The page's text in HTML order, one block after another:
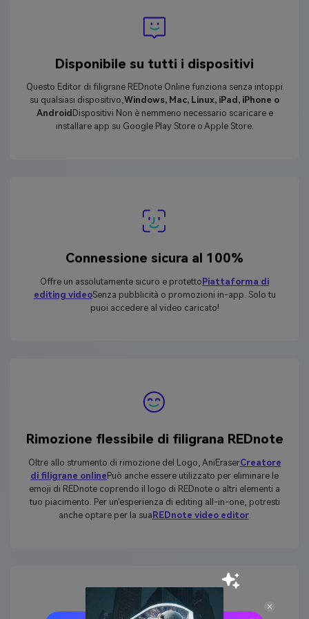
Disponibile su tutti i dispositivi
Questo Editor di filigrane REDnote Online funziona senza intoppi
su qualsiasi dispositivo,Windows, Mac, Linux, iPad, iPhone o
Android Dispositivi Non è nemmeno necessario scaricare e
installare app su Google Play Store o Apple Store.
Connessione sicura al 100%
Offre un assolutamente sicuro e protetto Piattaforma di
editing videoSenza pubblicità o promozioni in-app. Solo tu
puoi accedere al video caricato!
Rimozione flessibile di filigrana REDnote
Oltre allo strumento di rimozione del Logo, AniEraserCreatore
di filigrane online Può anche essere utilizzato per eliminare le
emoji di REDnote coprendo il logo di REDnote o altri elementi a
tuo piacimento. Per un'esperienza di editing all-in-one, potresti
anche optare per la sua REDnote video editor.